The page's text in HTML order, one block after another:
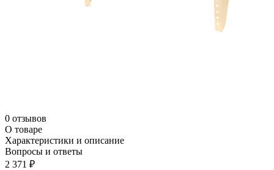
0 отзывов
О товаре
Характеристики и описание
Вопросы и ответы
2 371 ₽